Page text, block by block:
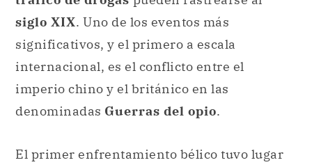
siglo XIX. Uno de los eventos más
significativos, y el primero a escala
internacional, es el conflicto entre el
imperio chino y el británico en las
denominadas Guerras del opio.
El primer enfrentamiento bélico tuvo lugar